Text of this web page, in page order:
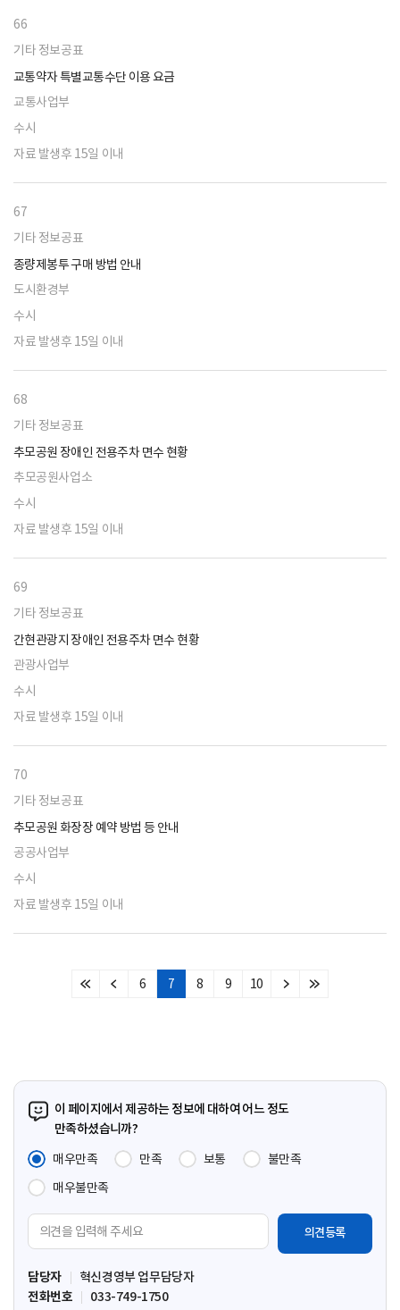
66
기타 정보공표
교통약자 특별교통수단 이용 요금
교통사업부
수시
자료 발생후 15일 이내
67
기타 정보공표
종량제봉투 구매 방법 안내
도시환경부
수시
자료 발생후 15일 이내
68
기타 정보공표
추모공원 장애인 전용주차 면수 현황
추모공원사업소
수시
자료 발생후 15일 이내
69
기타 정보공표
간현관광지 장애인 전용주차 면수 현황
관광사업부
수시
자료 발생후 15일 이내
70
기타 정보공표
추모공원 화장장 예약 방법 등 안내
공공사업부
수시
자료 발생후 15일 이내
처
이
6 7 8 9 10
다
마
이 페이지에서 제공하는 정보에 대하여 어느 정도
만족하셨습니까?
매우만족
만족 보통
불만족
매우불만족
견
입
력
담당자
혁신경영부 업무담당자
전화번호
033-749-1750